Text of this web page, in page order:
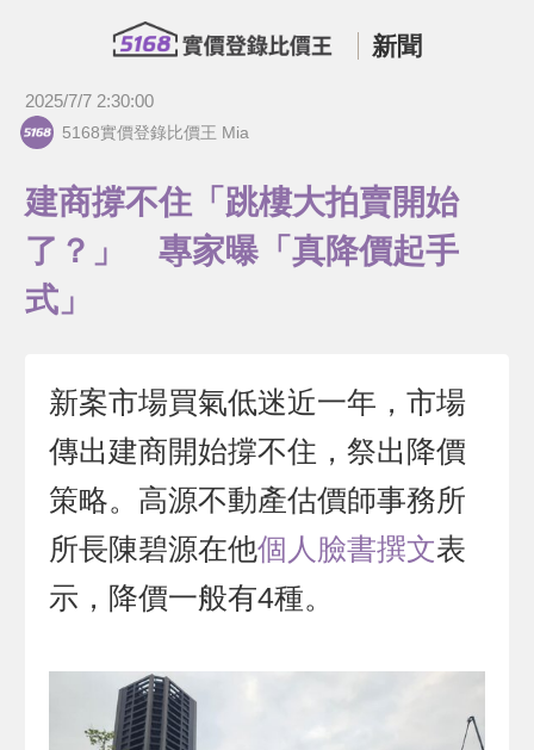
新聞
2025/7/7 2:30:00
5168實價登錄比價王 Mia
建商撐不住「跳樓大拍賣開始
了？」 專家曝「真降價起手
式」
新案市場買氣低迷近一年，市場
傳出建商開始撐不住，祭出降價
策略。高源不動產估價師事務所
所長陳碧源在他個人臉書撰文表
示，降價一般有4種。